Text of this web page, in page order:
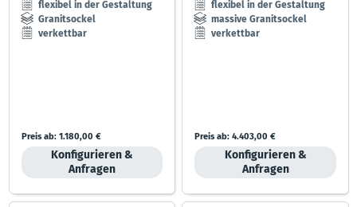
flexibel in der Gestaltung
Granitsockel
verkettbar
Preis ab:1.180,00 €
Konfigurieren &
Anfragen
flexibel in der Gestaltung
massive Granitsockel
verkettbar
Preis ab: 4.403,00 €
Konfigurieren &
Anfragen